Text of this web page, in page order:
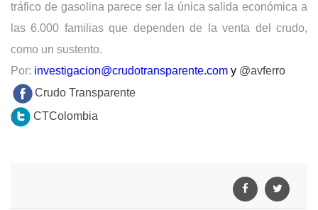
tráfico de gasolina parece ser la única salida económica a
las 6.000 familias que dependen de la venta del crudo,
como un sustento.
Por: investigacion@crudotransparente.com y @avferro
Crudo Transparente
CTColombia